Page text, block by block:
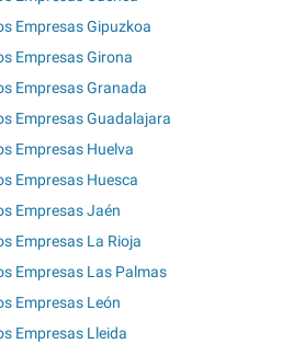
Empresas Gipuzkoa
Empresas Girona
Empresas Granada
Empresas Guadalajara
Empresas Huelva
Empresas Huesca
Empresas Jaén
Empresas La Rioja
Empresas Las Palmas
Empresas León
Empresas Lleida